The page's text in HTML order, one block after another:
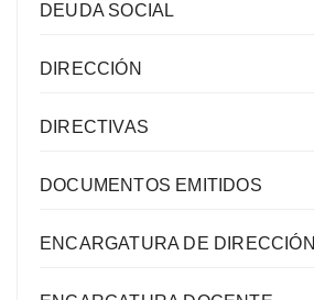
DEUDA SOCIAL
DIRECCIÓN
DIRECTIVAS
DOCUMENTOS EMITIDOS
ENCARGATURA DE DIRECCIÓN